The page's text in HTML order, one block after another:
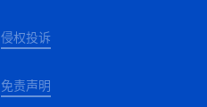
侵权投诉
免责声明